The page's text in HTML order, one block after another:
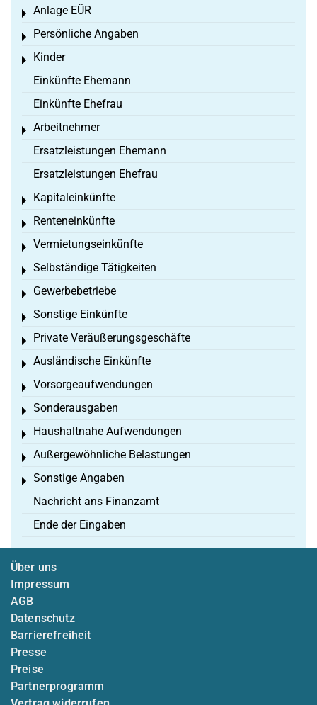
Anlage EÜR
Toggle menu
Persönliche Angaben
Toggle menu
Kinder
Toggle menu
Einkünfte Ehemann
Einkünfte Ehefrau
Arbeitnehmer
Toggle menu
Ersatzleistungen Ehemann
Ersatzleistungen Ehefrau
Kapitaleinkünfte
Toggle menu
Renteneinkünfte
Toggle menu
Vermietungseinkünfte
Toggle menu
Selbständige Tätigkeiten
Toggle menu
Gewerbebetriebe
Toggle menu
Sonstige Einkünfte
Toggle menu
Private Veräußerungsgeschäfte
Toggle menu
Ausländische Einkünfte
Toggle menu
Vorsorgeaufwendungen
Toggle menu
Sonderausgaben
Toggle menu
Haushaltnahe Aufwendungen
Toggle menu
Außergewöhnliche Belastungen
Toggle menu
Sonstige Angaben
Toggle menu
Nachricht ans Finanzamt
Ende der Eingaben
Über uns
Impressum
AGB
Datenschutz
Barrierefreiheit
Presse
Preise
Partnerprogramm